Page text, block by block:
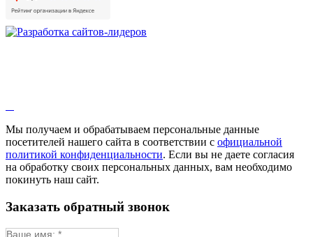
Мы получаем и обрабатываем персональные данные
посетителей нашего сайта в соответствии с официальной
политикой конфиденциальности. Если вы не даете согласия
на обработку своих персональных данных, вам необходимо
покинуть наш сайт.
Заказать обратный звонок